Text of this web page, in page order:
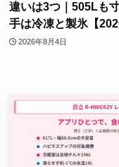
違いは3つ｜505Lも
手は冷凍と製氷【
2026年8月4日